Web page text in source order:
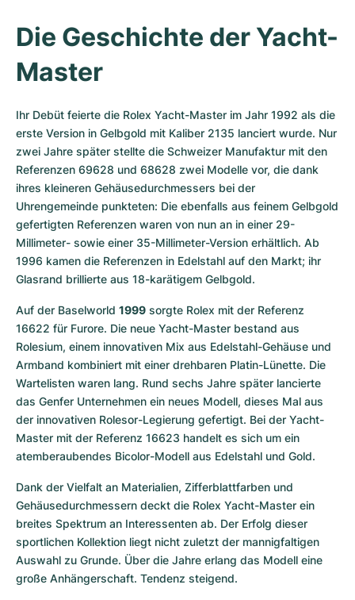
Die Geschichte der Yacht-
Master
Ihr Debüt feierte die Rolex Yacht-Master im Jahr 1992 als die
erste Version in Gelbgold mit Kaliber 2135 lanciert wurde. Nur
zwei Jahre später stellte die Schweizer Manufaktur mit den
Referenzen 69628 und 68628 zwei Modelle vor, die dank
ihres kleineren Gehäusedurchmessers bei der
Uhrengemeinde punkteten: Die ebenfalls aus feinem Gelbgold
gefertigten Referenzen waren von nun an in einer 29-
Millimeter- sowie einer 35-Millimeter-Version erhältlich. Ab
1996 kamen die Referenzen in Edelstahl auf den Markt; ihr
Glasrand brillierte aus 18-karätigem Gelbgold.
Auf der Baselworld 1999 sorgte Rolex mit der Referenz
16622 für Furore. Die neue Yacht-Master bestand aus
Rolesium, einem innovativen Mix aus Edelstahl-Gehäuse und
Armband kombiniert mit einer drehbaren Platin-Lünette. Die
Wartelisten waren lang. Rund sechs Jahre später lancierte
das Genfer Unternehmen ein neues Modell, dieses Mal aus
der innovativen Rolesor-Legierung gefertigt. Bei der Yacht-
Master mit der Referenz 16623 handelt es sich um ein
atemberaubendes Bicolor-Modell aus Edelstahl und Gold.
Dank der Vielfalt an Materialien, Zifferblattfarben und
Gehäusedurchmessern deckt die Rolex Yacht-Master ein
breites Spektrum an Interessenten ab. Der Erfolg dieser
sportlichen Kollektion liegt nicht zuletzt der mannigfaltigen
Auswahl zu Grunde. Über die Jahre erlang das Modell eine
große Anhängerschaft. Tendenz steigend.